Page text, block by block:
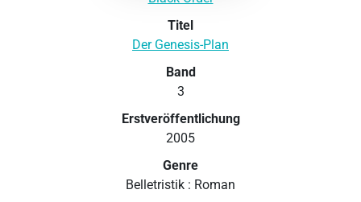
Titel
Der Genesis-Plan
Band
3
Erstveröffentlichung
2005
Genre
Belletristik : Roman